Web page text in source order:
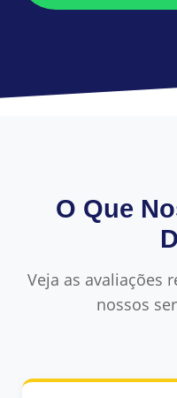
O Que
Veja as avaliações
nossos